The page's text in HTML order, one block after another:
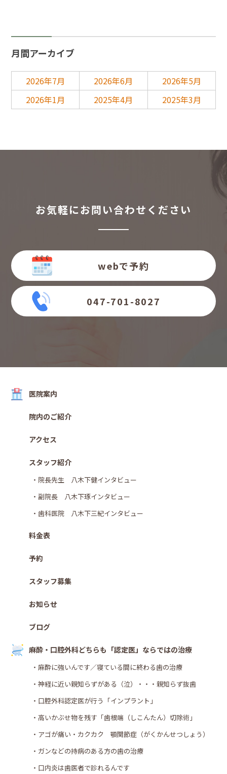
月間アーカイブ
2026年7月 2026年6月
2026年5月
2026年1月
2025年4月 2025年3月
お気軽にお問い合わせください
webで予約
047-701-8027
医院案内
院内のご紹介
アクセス
スタッフ紹介
・院長先生 八木下健インタビュー
・副院長 八木下琢インタビュー
・歯科医院 八木下三紀インタビュー
料金表
予約
スタッフ募集
お知らせ
ブログ
麻酔・口腔外科どちらも「認定医」ならではの治療
・麻酔に強いんです／寝ている間に終わる歯の治療
・神経に近い親知らずがある（泣）・・・親知らず抜歯
・口腔外科認定医が行う「インプラント」
・高いかぶせ物を残す「歯根端（しこんたん）切除術」
・アゴが痛い・カクカク 顎関節症（がくかんせつしょう）
・ガンなどの持病のある方の歯の治療
・口内炎は歯医者で診れるんです